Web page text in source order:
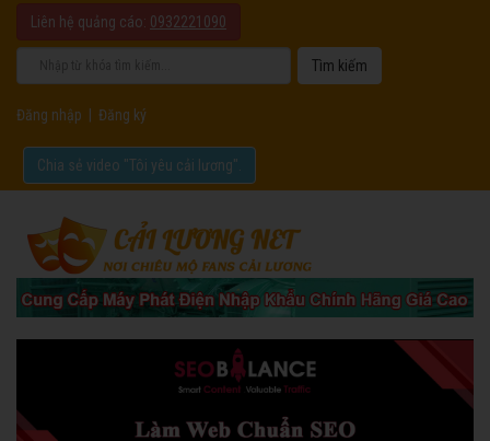
Liên hệ quảng cáo: 0932221090
Đăng nhập Đăng ký
Chia sẻ video "Tôi yêu cải lương".